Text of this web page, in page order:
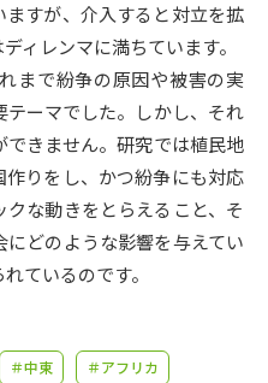
テレメール全国一斉進学調査
学問検索
学問分野解説
すが、介入すると対立を拡
ィレンマに満ちています。
まで紛争の原因や被害の実
ーマでした。しかし、それ
きません。研究では植民地
りをし、かつ紛争にも対応
な動きをとらえること、そ
どのような影響を与えてい
ているのです。
＃中東 ＃アフリカ